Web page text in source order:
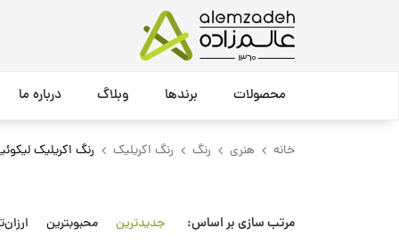
محصولات برندها وبلاگ درباره ما
خانه هنری رنگ رنگ اکریلیک رنگ اکریلیک
مرتب سازی بر اساس: جدیدترین محبوبترین